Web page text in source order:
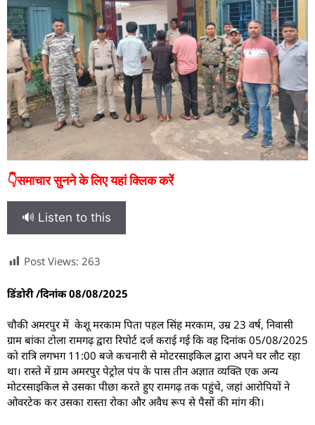
👇समाचार सुनने के लिए यहां क्लिक करें
🔊 Listen to this
Post Views: 263
डिंडोरी /दिनांक 08/08/2025
चौकी अमरपुर में केशू मरकाम पिता पहल सिंह मरकाम, उम्र 23 वर्ष, निवासी
ग्राम बांका टोला रामगढ़ द्वारा रिपोर्ट दर्ज कराई गई कि वह दिनांक 05/08/2025
को रात्रि लगभग 11:00 बजे कचनारी से मोटरसाइकिल द्वारा अपने घर लौट रहा
था। रास्ते में ग्राम अमरपुर पेट्रोल पंप के पास तीन अज्ञात व्यक्ति एक अन्य
मोटरसाइकिल से उसका पीछा करते हुए रामगढ़ तक पहुंचे, जहां आरोपियों ने
ओवरटेक कर उसका रास्ता रोका और अवैध रूप से पैसों की मांग की।